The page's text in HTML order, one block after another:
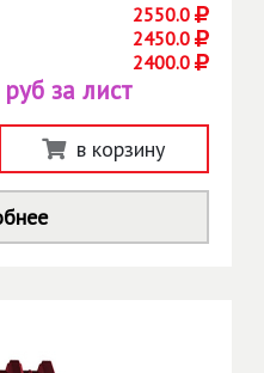
2550.0
2450.0
2400.0
за лист
в корзину